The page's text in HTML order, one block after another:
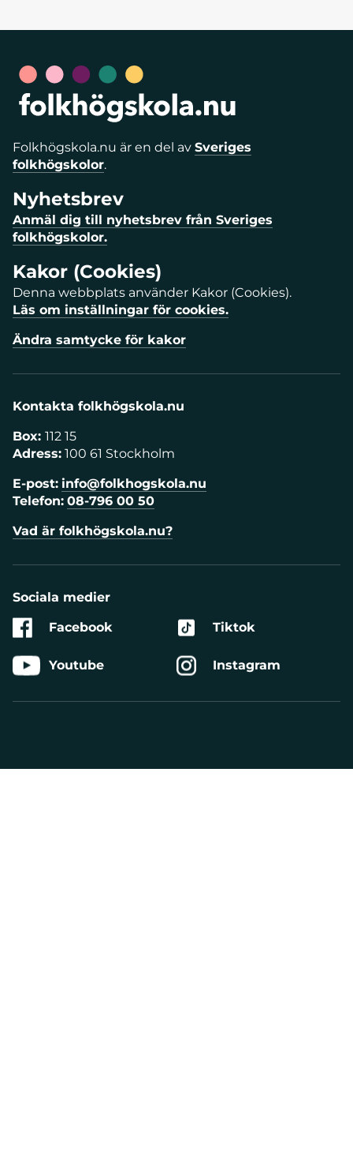
Folkhögskola.nu är en del av Sveriges
folkhögskolor.
Nyhetsbrev
Anmäl dig till nyhetsbrev från Sveriges
folkhögskolor.
Kakor (Cookies)
Denna webbplats använder Kakor (Cookies).
Läs om inställningar för cookies.
Ändra samtycke för kakor
Kontakta folkhögskola.nu
Box: 112 15
Adress: 100 61 Stockholm
E-post: info@folkhogskola.nu
Telefon: 08-796 00 50
Vad är folkhögskola.nu?
Sociala medier
Facebook
Youtube
Tiktok
Instagram